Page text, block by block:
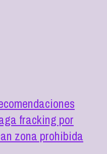
fracking por
zona prohibida